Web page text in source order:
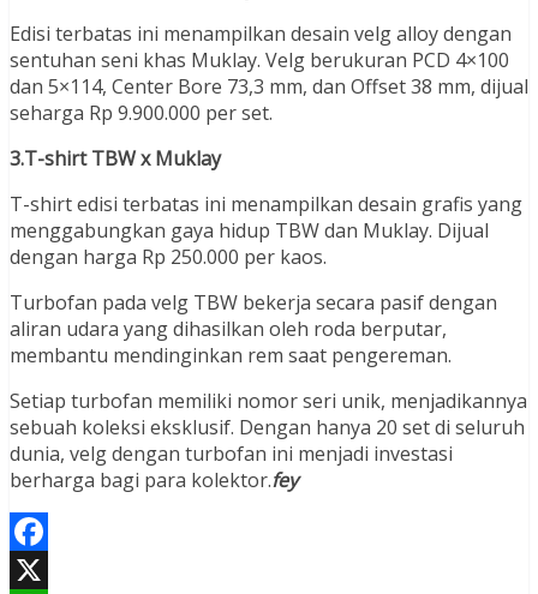
Edisi terbatas ini menampilkan desain velg alloy dengan
sentuhan seni khas Muklay. Velg berukuran PCD 4×100
dan 5×114, Center Bore 73,3 mm, dan Offset 38 mm, dijual
seharga Rp 9.900.000 per set.
3.T-shirt TBW x Muklay
T-shirt edisi terbatas ini menampilkan desain grafis yang
menggabungkan gaya hidup TBW dan Muklay. Dijual
dengan harga Rp 250.000 per kaos.
Turbofan pada velg TBW bekerja secara pasif dengan
aliran udara yang dihasilkan oleh roda berputar,
membantu mendinginkan rem saat pengereman.
Setiap turbofan memiliki nomor seri unik, menjadikannya
sebuah koleksi eksklusif. Dengan hanya 20 set di seluruh
dunia, velg dengan turbofan ini menjadi investasi
berharga bagi para kolektor.fey
Facebook